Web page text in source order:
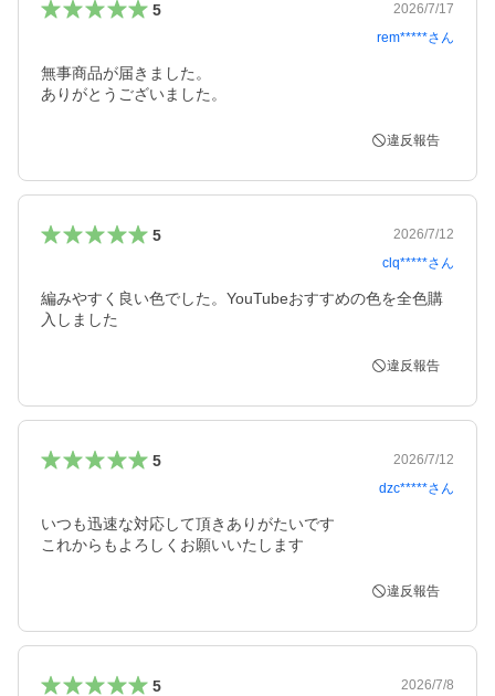
5
2026/7/17
rem*****さん
無事商品が届きました。
ありがとうございました。
違反報告
5
2026/7/12
clq*****さん
編みやすく良い色でした。YouTubeおすすめの色を全色購
入しました
違反報告
5
2026/7/12
dzc*****さん
いつも迅速な対応して頂きありがたいです
これからもよろしくお願いいたします
違反報告
5
2026/7/8